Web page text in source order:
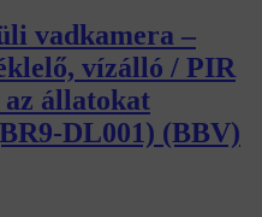
vadkamera –
vízálló / PIR
az állatokat
DL001) (BBV)